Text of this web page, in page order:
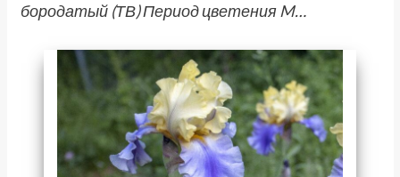
бородатый (ТВ) Период цветения M…